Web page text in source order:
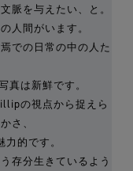
脈を与えたい、と。
人間がいます。
での日常の中の人た
は新鮮です。
の視点から捉えら
さ、
的です。
存分生きているよう